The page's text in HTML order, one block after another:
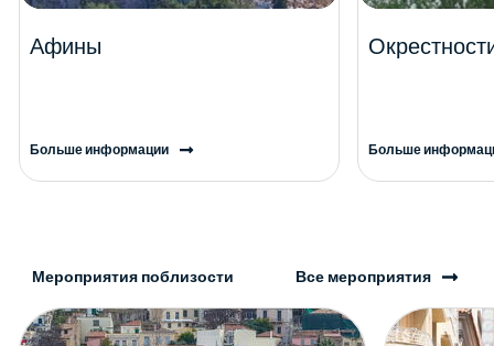
Афины
Больше информации Больше
Мероприятия поблизости Все мероприятия